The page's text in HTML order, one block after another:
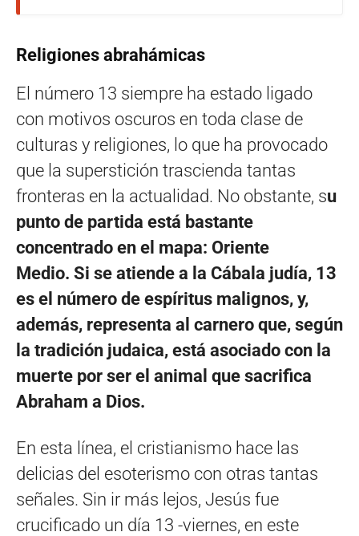
Religiones abrahámicas
El número 13 siempre ha estado ligado
con motivos oscuros en toda clase de
culturas y religiones, lo que ha provocado
que la superstición trascienda tantas
fronteras en la actualidad. No obstante, su
punto de partida está bastante
concentrado en el mapa: Oriente
Medio. Si se atiende a la Cábala judía, 13
es el número de espíritus malignos, y,
además, representa al carnero que, según
la tradición judaica, está asociado con la
muerte por ser el animal que sacrifica
Abraham a Dios.
En esta línea, el cristianismo hace las
delicias del esoterismo con otras tantas
señales. Sin ir más lejos, Jesús fue
crucificado un día 13 -viernes, en este